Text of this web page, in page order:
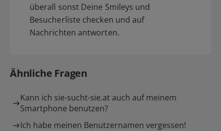
überall sonst Deine Smileys und
Besucherliste checken und auf
Nachrichten antworten.
Ähnliche Fragen
Kann ich sie-sucht-sie.at auch auf meinem
Smartphone benutzen?
Ich habe meinen Benutzernamen vergessen!